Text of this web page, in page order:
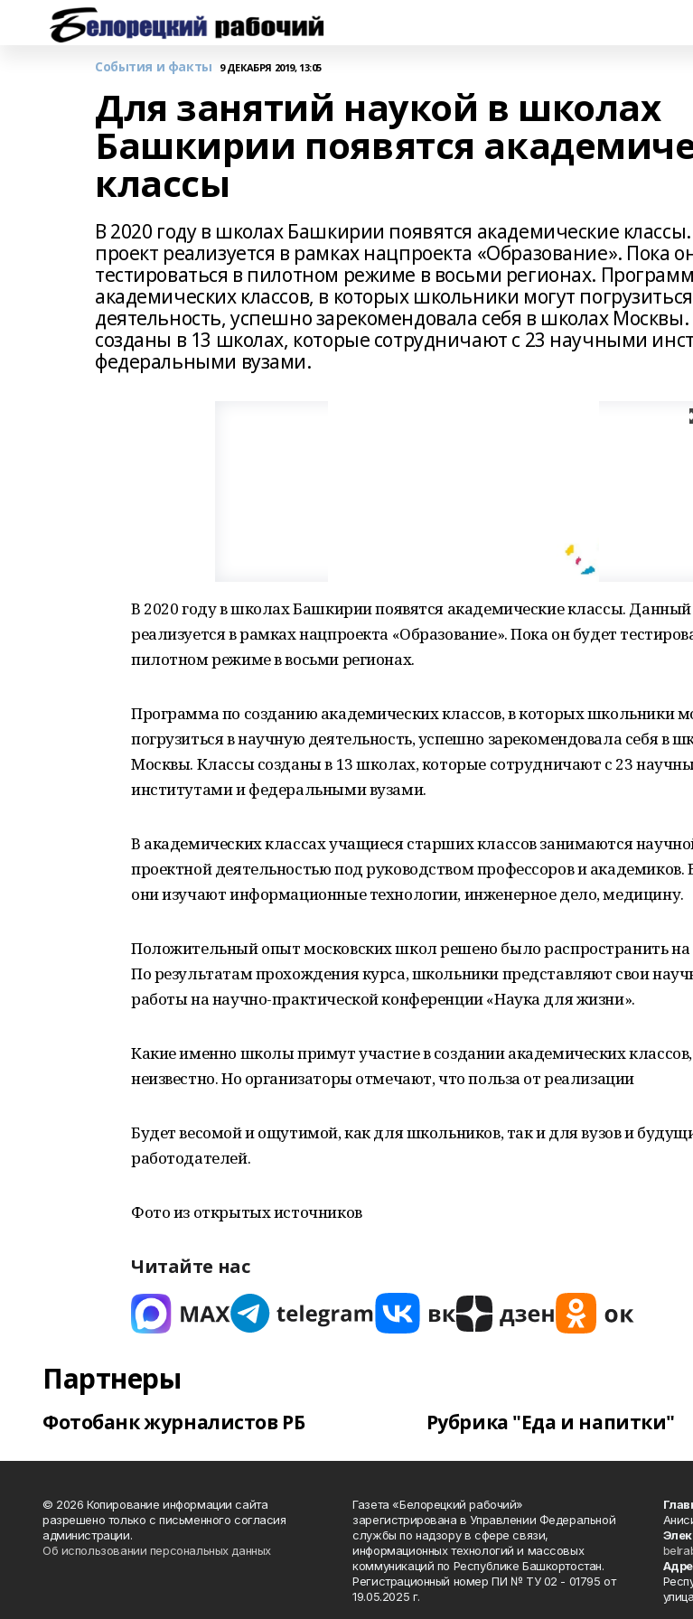
События и факты 9 ДЕКАБРЯ 2019, 13:05
Для занятий наукой в школах
Башкирии появятся
классы
В 2020 году в школах Башкирии появятся академические
проект реализуется в рамках нацпроекта «Образование». Пока
тестироваться в пилотном режиме в восьми регионах.
академических классов, в которых школьники могут
деятельность, успешно зарекомендовала себя в школах Москвы.
созданы в 13 школах, которые сотрудничают с 23 научными
федеральными вузами.
В 2020 году в школах Башкирии появятся академические классы. Данный
реализуется в рамках нацпроекта «Образование». Пока он будет
пилотном режиме в восьми регионах.
Программа по созданию академических классов, в которых школьники
погрузиться в научную деятельность, успешно зарекомендовала себя в
Москвы. Классы созданы в 13 школах, которые сотрудничают с 23
институтами и федеральными вузами.
В академических классах учащиеся старших классов занимаются
проектной деятельностью под руководством профессоров и академиков.
они изучают информационные технологии, инженерное дело, медицину.
Положительный опыт московских школ решено было распространить на
По результатам прохождения курса, школьники представляют свои
работы на научно-практической конференции «Наука для жизни».
Какие именно школы примут участие в создании академических
неизвестно. Но организаторы отмечают, что польза от реализации
Будет весомой и ощутимой, как для школьников, так и для вузов и
работодателей.
Фото из открытых источников
Читайте нас
Партнеры
Фотобанк журналистов РБ Рубрика "Еда и напитки"
© 2026 Копирование информации сайта
разрешено только с письменного согласия
администрации.
Об использовании персональных данных
Газета «Белорецкий рабочий»
зарегистрирована в Управлении Федеральной
службы по надзору в сфере связи,
информационных технологий и массовых
коммуникаций по Республике Башкортостан.
Регистрационный номер ПИ № ТУ 02 - 01795 от
19.05.2025 г.